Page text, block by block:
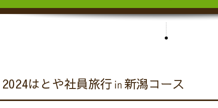
2024はとや社員旅行㏌新潟コース